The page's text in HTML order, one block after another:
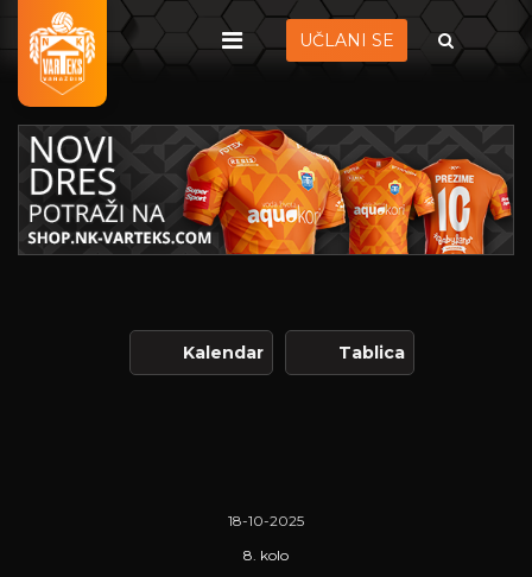
UČLANI SE
Kalendar Tablica
18-10-2025
8. kolo